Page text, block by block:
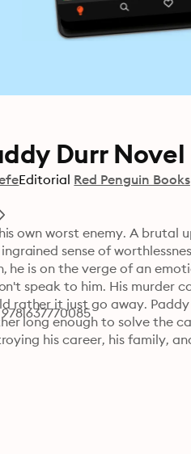
Durr Novel
Editorial Red Penguin Books
own worst enemy. A brutal
sense of
he is on the verge of an
speak to him. His murder
rather it just go away.
long enough to solve the
his career, his family,